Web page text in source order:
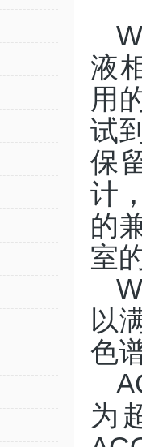
液
用
试
保
计
的
室
以
色
为